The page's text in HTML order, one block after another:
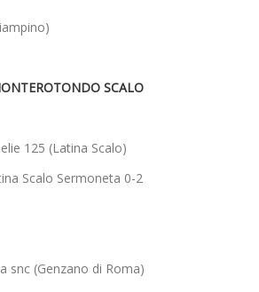
SCALO
125 (Latina Scalo)
Scalo Sermoneta 0-2
snc (Genzano di Roma)